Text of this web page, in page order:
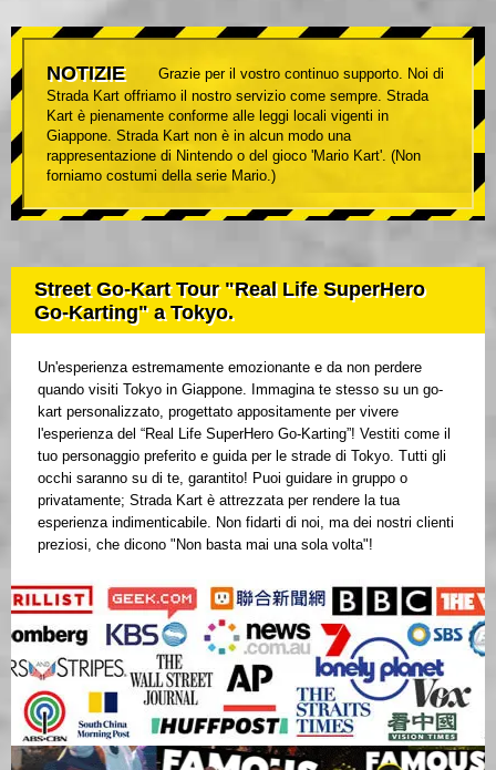
NOTIZIE
Grazie per il vostro continuo supporto. Noi di
Strada Kart offriamo il nostro servizio come sempre. Strada
Kart è pienamente conforme alle leggi locali vigenti in
Giappone. Strada Kart non è in alcun modo una
rappresentazione di Nintendo o del gioco 'Mario Kart'. (Non
forniamo costumi della serie Mario.)
Street Go-Kart Tour "Real Life SuperHero
Go-Karting" a Tokyo.
Un'esperienza estremamente emozionante e da non perdere
quando visiti Tokyo in Giappone. Immagina te stesso su un go-
kart personalizzato, progettato appositamente per vivere
l'esperienza del “Real Life SuperHero Go-Karting”! Vestiti come il
tuo personaggio preferito e guida per le strade di Tokyo. Tutti gli
occhi saranno su di te, garantito! Puoi guidare in gruppo o
privatamente; Strada Kart è attrezzata per rendere la tua
esperienza indimenticabile. Non fidarti di noi, ma dei nostri clienti
preziosi, che dicono "Non basta mai una sola volta"!